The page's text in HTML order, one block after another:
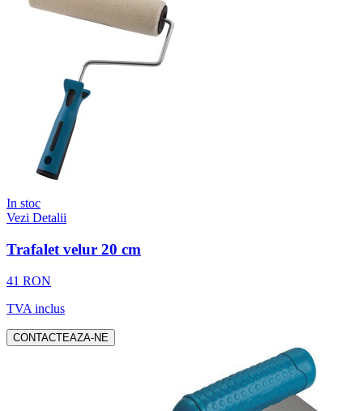
In stoc
Vezi Detalii
Trafalet velur 20 cm
41 RON
TVA inclus
CONTACTEAZA-NE